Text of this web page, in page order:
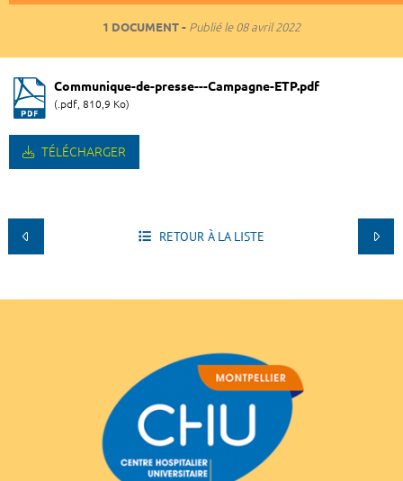
1 DOCUMENT Publié le08 avril 2022
Communique-de-presse---Campagne-ETP.pdf
(.pdf, 810,9 Ko)
TÉLÉCHARGER
RETOUR À LA LISTE